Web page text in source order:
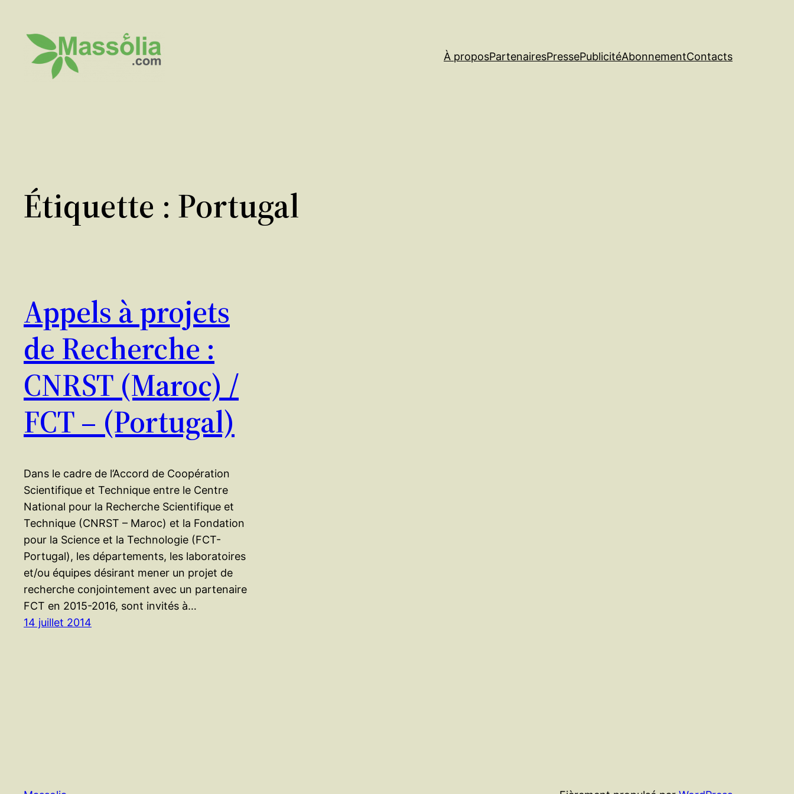
contenu
À proposPartenairesPressePublicitéAbonnementContacts
Étiquette : Portugal
Appels à projets
de Recherche :
CNRST (Maroc) /
FCT – (Portugal)
Dans le cadre de l’Accord de Coopération
Scientifique et Technique entre le Centre
National pour la Recherche Scientifique et
Technique (CNRST – Maroc) et la Fondation
pour la Science et la Technologie (FCT-
Portugal), les départements, les laboratoires
et/ou équipes désirant mener un projet de
recherche conjointement avec un partenaire
FCT en 2015-2016, sont invités à…
14 juillet 2014